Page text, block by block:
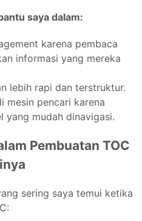
saya dalam:
karena pembaca
informasi yang mereka
lebih rapi dan terstruktur.
mesin pencari karena
yang mudah dinavigasi.
Pembuatan TOC
sering saya temui ketika